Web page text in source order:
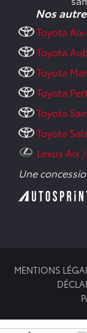
Nos
Toyota
Toyota
Toyota
Toyota
Toyota
Toyota
Lexus Aix
Une
MENTIONS